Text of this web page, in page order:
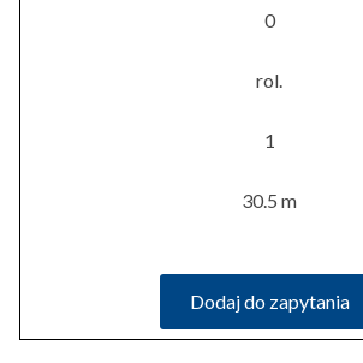
0
rol.
1
30.5 m
Dodaj do zapytania